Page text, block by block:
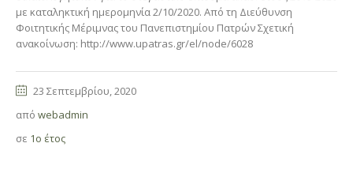
με καταληκτική ημερομηνία 2/10/2020. Από τη Διεύθυνση
Φοιτητικής Μέριμνας του Πανεπιστημίου Πατρών Σχετική
ανακοίνωση: http://www.upatras.gr/el/node/6028
23 Σεπτεμβρίου, 2020
από webadmin
σε 1ο έτος